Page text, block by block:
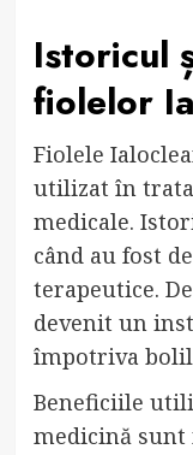
Istoricul
fiolelor
Fiolele
utilizat în
medicale.
când au fost
terapeutice.
devenit un
împotriva
Beneficiile
medicină